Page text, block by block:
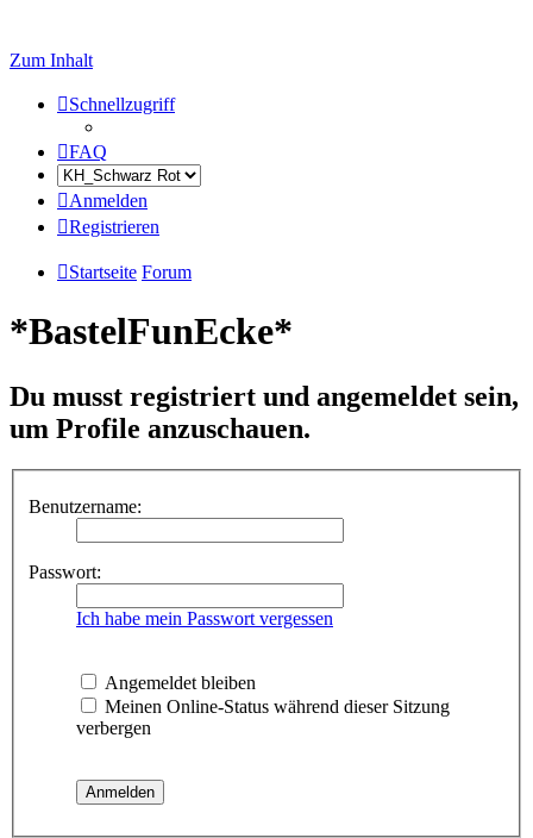
Zum Inhalt
Schnellzugriff
FAQ
Anmelden
Registrieren
Startseite Forum
*BastelFunEcke*
Du musst registriert und angemeldet sein,
um Profile anzuschauen.
Benutzername:
Passwort:
Ich habe mein Passwort vergessen
Angemeldet bleiben
Meinen Online-Status während dieser Sitzung
verbergen